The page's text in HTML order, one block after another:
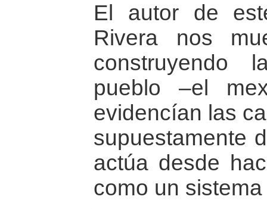
El autor de
Rivera nos
construyendo
pueblo –el
evidencían las
supuestamente
actúa desde
como un